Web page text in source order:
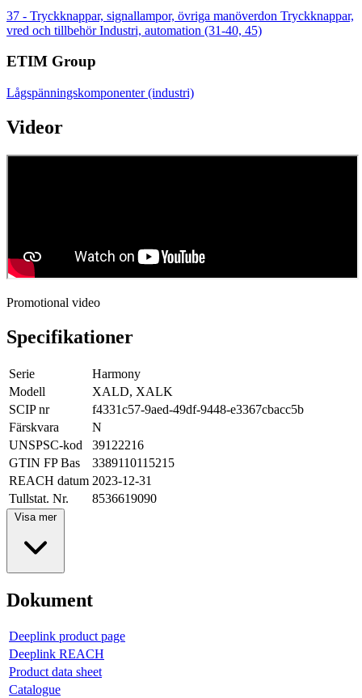
37 - Tryckknappar, signallampor, övriga manöverdon Tryckknappar,
vred och tillbehörIndustri, automation (31-40, 45)
ETIM Group
Lågspänningskomponenter (industri)
Videor
Promotional video
Specifikationer
Serie
Harmony
Modell
XALD, XALK
SCIP nr
f4331c57-9aed-49df-9448-e3367cbacc5b
Färskvara
N
UNSPSC-kod
39122216
GTIN FP Bas
3389110115215
REACH datum 2023-12-31
Tullstat. Nr.
8536619090
Visa mer
Dokument
Deeplink product page
Deeplink REACH
Product data sheet
Catalogue